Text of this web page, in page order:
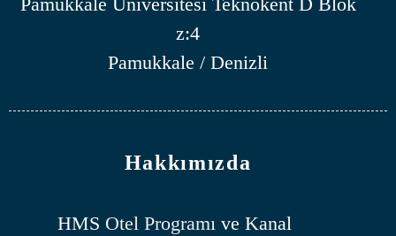
z:4
Pamukkale / Denizli
Hakkımızda
HMS Otel Programı ve Kanal